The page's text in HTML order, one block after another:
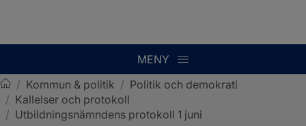
MENY
Sotenäs kommun
/ Kommun & politik / Politik och demokrati
/ Kallelser och protokoll
/ Utbildningsnämndens protokoll 1 juni